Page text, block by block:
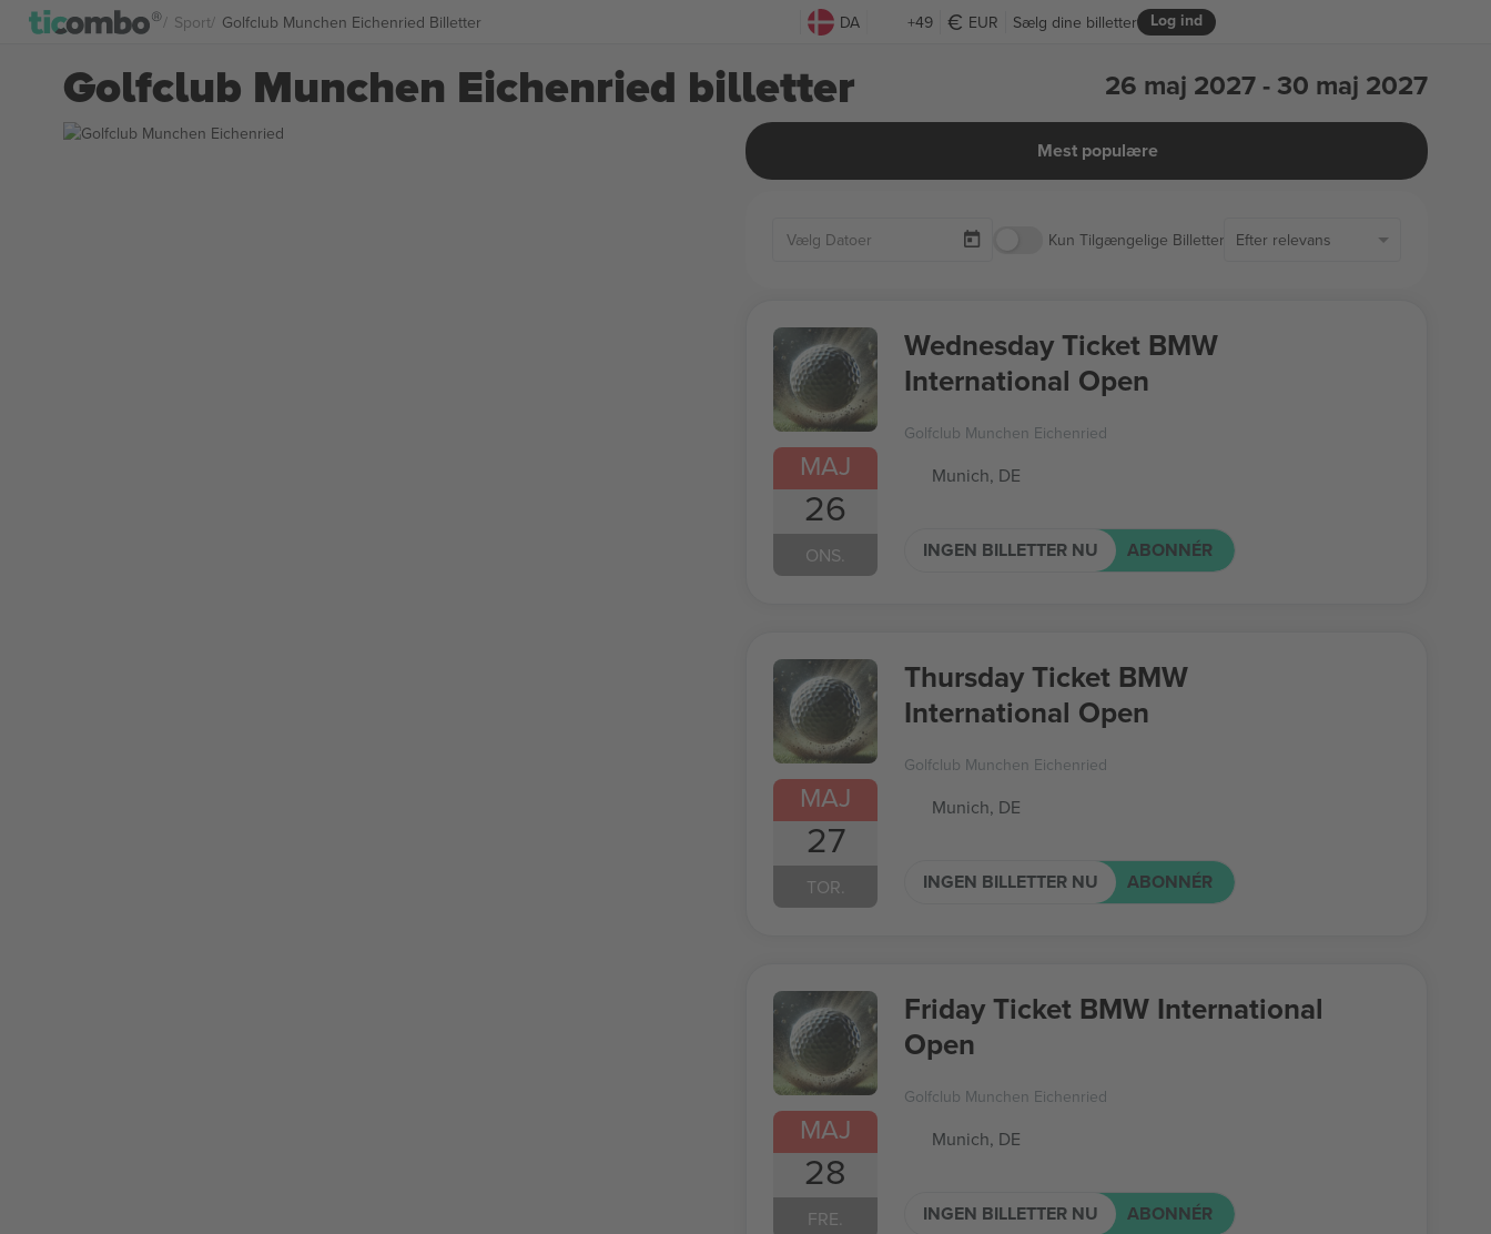
Sport Golfclub Munchen Eichenried Billetter DA +49 EUR Log ind
Sælg dine billetter
Golfclub Munchen Eichenried billetter 26 maj 2027 - 30 maj 2027
Mest populære
Kun Tilgængelige Billetter Efter relevans
MAJ
26
ONS.
Wednesday Ticket BMW
International Open
Golfclub Munchen Eichenried
Munich, DE
INGEN BILLETTER NU ABONNÉR
MAJ
27
TOR.
Thursday Ticket BMW
International Open
Golfclub Munchen Eichenried
Munich, DE
INGEN BILLETTER NU ABONNÉR
MAJ
28
FRE.
Friday Ticket BMW International
Open
Golfclub Munchen Eichenried
Munich, DE
INGEN BILLETTER NU ABONNÉR